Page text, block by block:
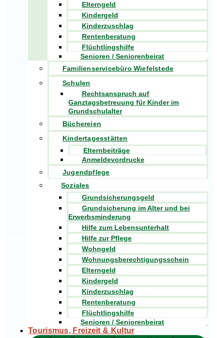
Elterngeld
Kindergeld
Kinderzuschlag
Rentenberatung
Flüchtlingshilfe
Senioren / Seniorenbeirat
Familienservicebüro Wiefelstede
Schulen
Rechtsanspruch auf
Ganztagsbetreuung für Kinder im
Grundschulalter
Büchereien
Kindertagesstätten
Elternbeiträge
Anmeldevordrucke
Jugendpflege
Soziales
Grundsicherungsgeld
Grundsicherung im Alter und bei
Erwerbsminderung
Hilfe zum Lebensunterhalt
Hilfe zur Pflege
Wohngeld
Wohnungsberechtigungsschein
Elterngeld
Kindergeld
Kinderzuschlag
Rentenberatung
Flüchtlingshilfe
Senioren / Seniorenbeirat
Tourismus, Freizeit & Kultur